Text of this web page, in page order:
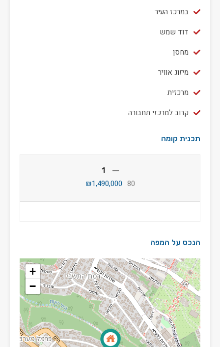
במרכז העיר
דוד שמש
מחסן
מיזוג אוויר
מרכזית
קרוב למרכזי תחבורה
תכנית קומה
1
80
₪1,490,000
הנכס על המפה
+
−